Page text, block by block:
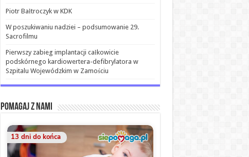
Piotr Bałtroczyk w KDK
W poszukiwaniu nadziei – podsumowanie 29.
Sacrofilmu
Pierwszy zabieg implantacji całkowicie
podskórnego kardiowertera-defibrylatora w
Szpitalu Wojewódzkim w Zamościu
Pomagaj z nami